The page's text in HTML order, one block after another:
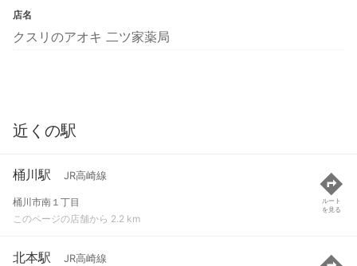
店名
クスリのアオキ 二ツ家薬局
近くの駅
桶川駅 JR高崎線
桶川市南１丁目
このページの店舗から 2.2 km
ルート
を見る
北本駅 JR高崎線